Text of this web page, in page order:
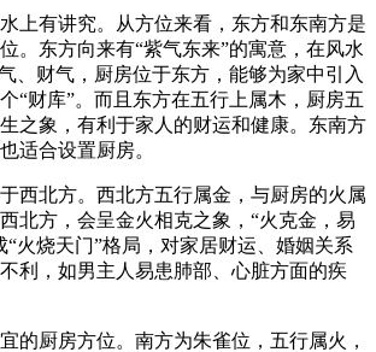
上有讲究。从方位来看，东方和东南方是
。东方向来有“紫气东来”的寓意，在风水
、财气，厨房位于东方，能够为家中引入
“财库”。而且东方在五行上属木，厨房五
之象，有利于家人的财运和健康。东南方
适合设置厨房。
西北方。西北方五行属金，与厨房的火属
北方，会呈金火相克之象，“火克金，易
“火烧天门”格局，对家居财运、婚姻关系
利，如男主人易患肺部、心脏方面的疾
的厨房方位。南方为朱雀位，五行属火，